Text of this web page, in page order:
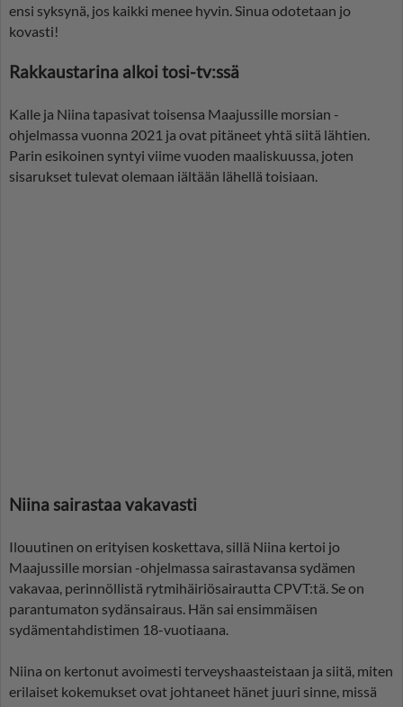
ensi syksynä, jos kaikki menee hyvin. Sinua odotetaan jo
kovasti!
Rakkaustarina alkoi tosi-tv:ssä
Kalle ja Niina tapasivat toisensa Maajussille morsian -
ohjelmassa vuonna 2021 ja ovat pitäneet yhtä siitä lähtien.
Parin esikoinen syntyi viime vuoden maaliskuussa, joten
sisarukset tulevat olemaan iältään lähellä toisiaan.
Niina sairastaa vakavasti
Ilouutinen on erityisen koskettava, sillä Niina kertoi jo
Maajussille morsian -ohjelmassa sairastavansa sydämen
vakavaa, perinnöllistä rytmihäiriösairautta CPVT:tä. Se on
parantumaton sydänsairaus. Hän sai ensimmäisen
sydämentahdistimen 18-vuotiaana.
Niina on kertonut avoimesti terveyshaasteistaan ja siitä, miten
erilaiset kokemukset ovat johtaneet hänet juuri sinne, missä